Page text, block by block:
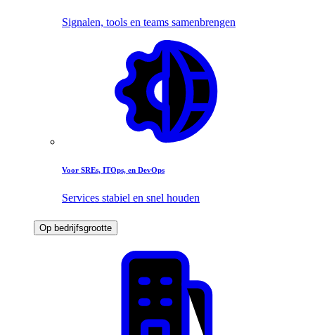
Signalen, tools en teams samenbrengen
Voor SREs, ITOps, en DevOps
Services stabiel en snel houden
Op bedrijfsgrootte